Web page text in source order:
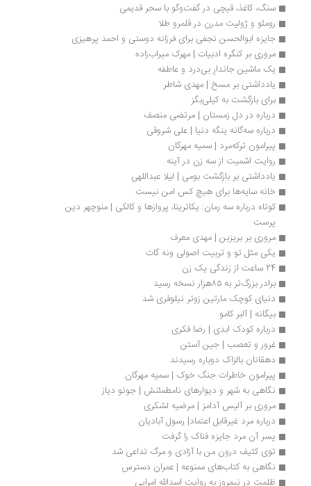
سنگ، کاغذ، قیچی در گفت‌وگو با سحر قدیمی
رومئو و ژولیت مدرن در قلمرو طلا
جایزه ابوالحسن نجفی برای فرزانه دوستی و احمد پرهیزی
مروری بر کنگره ادبیات | مهرک میراب‌زاده
یک‌ ماشین جاندارِ بی‌درد و عاطفه
یادداشتی بر مسخ | مهدی شاطر
برای بازگشت به کیلی‌بگز
درباره در دل زمستان | مرتضی منصف
درباره سه‌گانه ینگه‌ دنیا | علی شروقی
پیرامون ترکه‌مرد | سمیه مهرگان
روایت اشمیت از سه زن در آینه
یادداشتی بر بازگشت بومی | لیلا عبداللهی
خانه سایه‌ها برای‌ هیچ کس امن نیست
کوتاه درباره سه رمان: یکاترینا، پروازها و کالکی | منوچهر دین
مروری بر بریزبن | مهدی معرف
یکی مثل تو و تربیت اصولی ونه گات
برادر بزرگ‌تر به ۸۵هزار نسخه رسید
دنیای کوچک مارتین زوتر نیلوفری شد
بیگانه | آلبر کامو
درباره کودک ابدی | رضا فکری
غرور و تعصب | جین آستن
دهقانان بالزاک دوباره رسیدند
پیرامون خاطرات جنگ خوک | سمیه مهرگان
نگاهی به شهر و دیوارهای نامطمئنش | جونو دیاز
مروری بر آلیس آدامز | مرضیه لشکری
درباره مرد غیرقابل اعتماد| رسول‌ آبادیان
پسر آن مرد جایزه فناک را گرفت
توی کثیف درون من با آزادی و مرگ تداعی شد
نگاهی به کتاب‌های ممنوعه | عمران دسترس
ظلمت در نیمروز به روایت اسدالله امرایی